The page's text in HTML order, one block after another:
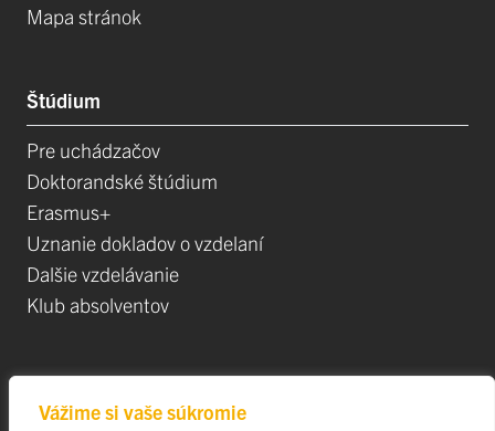
Vážime si vaše súkromie
Mapa stránok
Štúdium
Pre uchádzačov
Doktorandské štúdium
Erasmus+
Uznanie dokladov o vzdelaní
Dalšie vzdelávanie
Klub absolventov